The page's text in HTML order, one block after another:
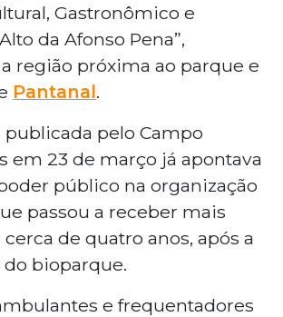
Gastronômico e
da Afonso Pena”,
região próxima ao parque e
Pantanal.
pelo Campo
em 23 de março já apontava
público na organização
passou a receber mais
de quatro anos, após a
bioparque.
e frequentadores